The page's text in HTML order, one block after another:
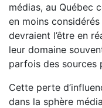
médias, au Québec
en moins
devraient l’être en
leur domaine
parfois des sources
Cette perte
dans la sphère